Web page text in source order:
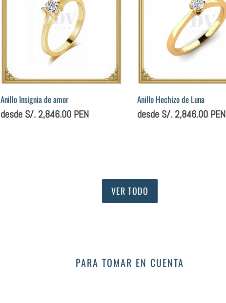
Anillo Insignia de amor
Precio
desde S/. 2,846.00 PEN
Anillo Hechizo de Luna
Precio
desde S/. 2,846.00 PEN
VER TODO
PARA TOMAR EN CUENTA